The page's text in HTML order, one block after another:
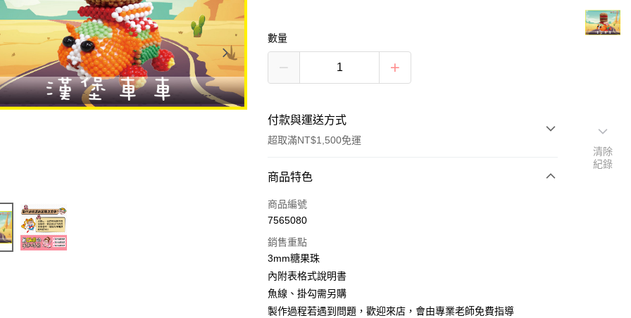
數量
付款與運送方式
超取滿NT$1,500免運
付款方式
信用卡一次付款
Apple Pay
街口支付
悠遊付
商品特色
商品編號
7565080
銷售重點
3mm糖果珠
內附表格式說明書
魚線、掛勾需另購
製作過程若遇到問題，歡迎來店，會由專業老師免費指導
清除
紀錄